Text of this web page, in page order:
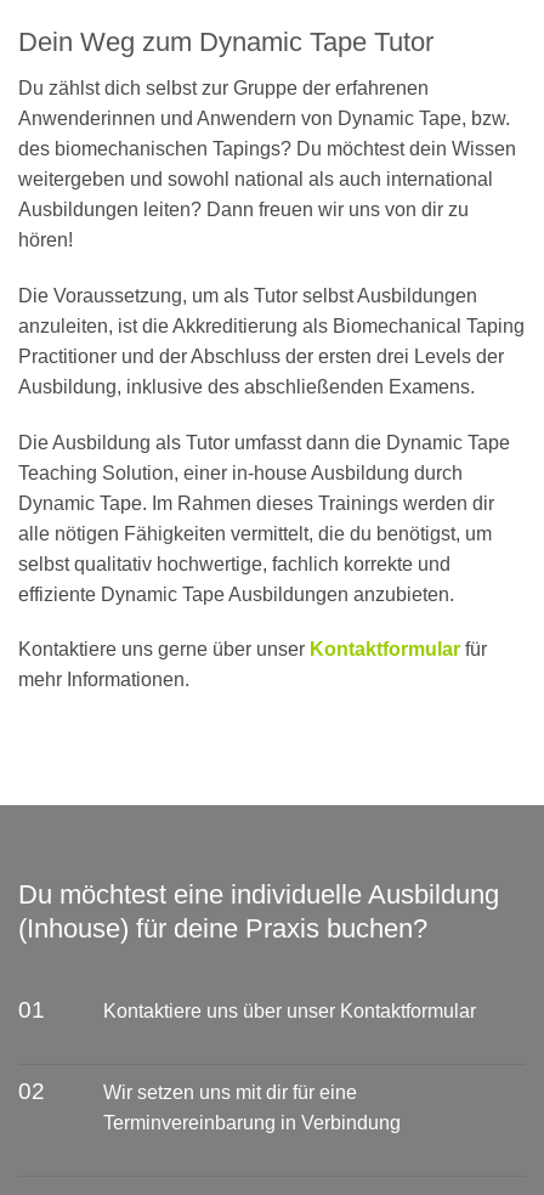
Dein Weg zum Dynamic Tape Tutor
Du zählst dich selbst zur Gruppe der erfahrenen
Anwenderinnen und Anwendern von Dynamic Tape, bzw.
des biomechanischen Tapings? Du möchtest dein Wissen
weitergeben und sowohl national als auch international
Ausbildungen leiten? Dann freuen wir uns von dir zu
hören!
Die Voraussetzung, um als Tutor selbst Ausbildungen
anzuleiten, ist die Akkreditierung als Biomechanical Taping
Practitioner und der Abschluss der ersten drei Levels der
Ausbildung, inklusive des abschließenden Examens.
Die Ausbildung als Tutor umfasst dann die Dynamic Tape
Teaching Solution, einer in-house Ausbildung durch
Dynamic Tape. Im Rahmen dieses Trainings werden dir
alle nötigen Fähigkeiten vermittelt, die du benötigst, um
selbst qualitativ hochwertige, fachlich korrekte und
effiziente Dynamic Tape Ausbildungen anzubieten.
Kontaktiere uns gerne über unser Kontaktformular für
mehr Informationen.
Du möchtest eine individuelle Ausbildung
(Inhouse) für deine Praxis buchen?
01 Kontaktiere uns über unser Kontaktformular
02
Wir setzen uns mit dir für eine
Terminvereinbarung in Verbindung